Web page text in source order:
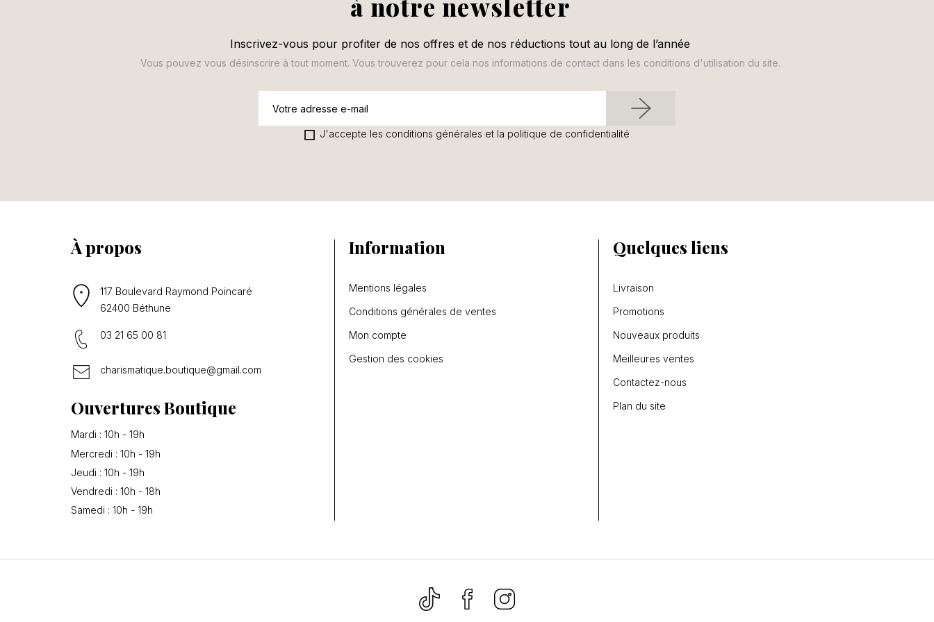
à notre newsletter
Inscrivez-vous pour profiter de nos offres et de nos réductions tout au long de l’année
Vous pouvez vous désinscrire à tout moment. Vous trouverez pour cela nos informations de contact dans les conditions d'utilisation du site.
J'accepte les conditions générales et la politique de confidentialité
À propos
117 Boulevard Raymond Poincaré
62400 Béthune
03 21 65 00 81
charismatique.boutique@gmail.com
Ouvertures Boutique
Mardi : 10h - 19h
Mercredi : 10h - 19h
Jeudi : 10h - 19h
Vendredi : 10h - 18h
Samedi : 10h - 19h
Information
Mentions légales
Conditions générales de ventes
Mon compte
Gestion des cookies
Quelques liens
Livraison
Promotions
Nouveaux produits
Meilleures ventes
Contactez-nous
Plan du site